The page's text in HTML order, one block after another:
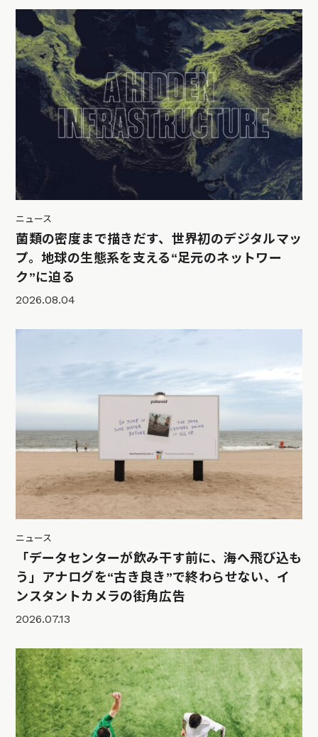
ニュース
菌類の密度まで描きだす、世界初のデジタルマッ
プ。地球の生態系を支える“足元のネットワー
ク”に迫る
2026.08.04
ニュース
「データセンターが飲み干す前に、海へ飛び込も
う」アナログを“古き良き”で終わらせない、イ
ンスタントカメラの街角広告
2026.07.13